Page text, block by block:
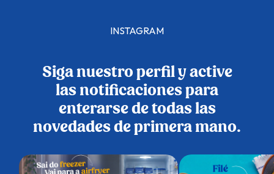
INSTAGRAM
Siga nuestro perfil y active
las notificaciones para
enterarse de todas las
novedades de primera mano.